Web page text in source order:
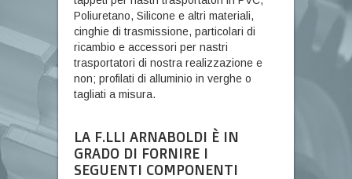
Poliuretano, Silicone e altri materiali,
cinghie di trasmissione, particolari di
ricambio e accessori per nastri
trasportatori di nostra realizzazione e
non; profilati di alluminio in verghe o
tagliati a misura.
LA F.LLI ARNABOLDI È IN
GRADO DI FORNIRE I
SEGUENTI COMPONENTI